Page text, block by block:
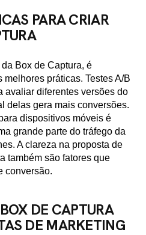
PARA CRIAR
Box de Captura, é
práticas. Testes A/B
avaliar diferentes versões do
delas gera mais conversões.
dispositivos móveis é
grande parte do tráfego da
A clareza na proposta de
também são fatores que
conversão.
DE CAPTURA
DE MARKETING